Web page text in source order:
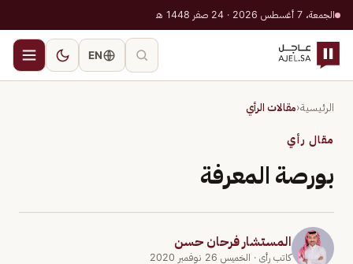
الجمعة، 7 أغسطس 2026 · 24 صفر 1448 هـ
EN
الرئيسية‹مقالات الرأي
مقال رأي
بورصة المعرفة
المستشار فرحان حسن
كاتب رأي · الخميس 26 نوفمبر 2020